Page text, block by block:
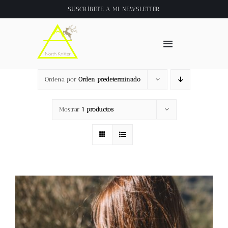
al
SUSCRÍBETE A MI NEWSLETTER
Toggle
Inicio
About
Tienda
Videos
Ordena por Orden predeterminado
Mostrar 1 productos